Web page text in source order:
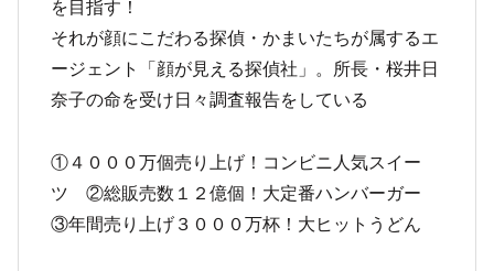
を目指す！
それが顔にこだわる探偵・かまいたちが属するエ
ージェント「顔が見える探偵社」。所長・桜井日
奈子の命を受け日々調査報告をしている
①４０００万個売り上げ！コンビニ人気スイー
ツ ②総販売数１２億個！大定番ハンバーガー
③年間売り上げ３０００万杯！大ヒットうどん